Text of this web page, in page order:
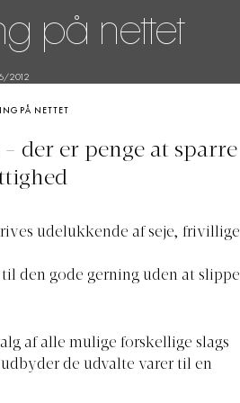
på nettet
2012
PÅ NETTET
der er penge at sparre
udelukkende af seje, frivillige
den gode gerning uden at slippe
af alle mulige forskellige slags
de udvalte varer til en